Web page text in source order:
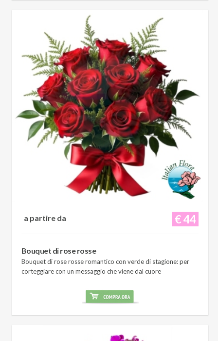
€ 44
a partire da
Bouquet di rose rosse
Bouquet di rose rosse romantico con verde di stagione: per
corteggiare con un messaggio che viene dal cuore